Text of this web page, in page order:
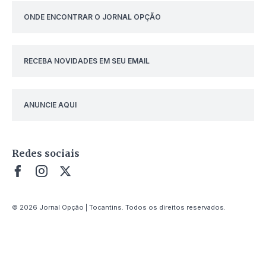
ONDE ENCONTRAR O JORNAL OPÇÃO
RECEBA NOVIDADES EM SEU EMAIL
ANUNCIE AQUI
Redes sociais
© 2026 Jornal Opção | Tocantins. Todos os direitos reservados.